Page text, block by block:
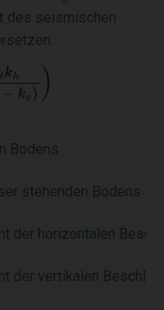
des seismischen
Bodens
stehenden Bodens
der horizontalen
der vertikalen